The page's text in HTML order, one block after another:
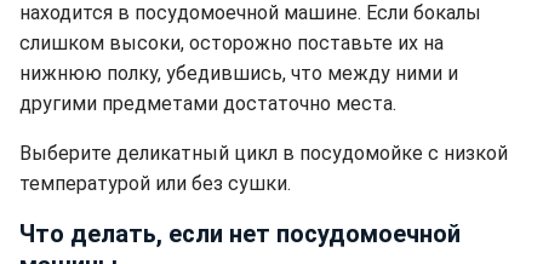
находится в посудомоечной машине. Если бокалы
слишком высоки, осторожно поставьте их на
нижнюю полку, убедившись, что между ними и
другими предметами достаточно места.
Выберите деликатный цикл в посудомойке с низкой
температурой или без сушки.
Что делать, если нет посудомоечной